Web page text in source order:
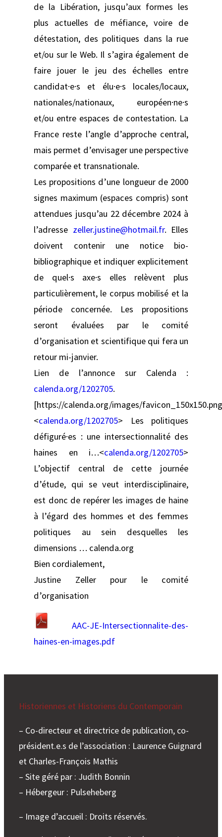
de la Libération, jusqu’aux formes les
plus actuelles de méfiance, voire de
détestation, des politiques dans la rue
et/ou sur le Web. Il s’agira également de
faire jouer le jeu des échelles entre
candidat·e·s et élu·e·s locales/locaux,
nationales/nationaux, européen·ne·s
et/ou entre espaces de contestation. La
France reste l’angle d’approche central,
mais permet d’envisager une perspective
comparée et transnationale.
Les propositions d’une longueur de 2000
signes maximum (espaces compris) sont
attendues jusqu’au 22 décembre 2024 à
l’adresse zeller.justine@hotmail.fr. Elles
doivent contenir une notice bio-
bibliographique et indiquer explicitement
de quel·s axe·s elles relèvent plus
particulièrement, le corpus mobilisé et la
période concernée. Les propositions
seront évaluées par le comité
d’organisation et scientifique qui fera un
retour mi-janvier.
Lien de l’annonce sur Calenda :
calenda.org/1202705.
[https://calenda.org/images/
<calenda.org/1202705> Les politiques
défiguré·es : une intersectionnalité des
haines en i…<calenda.org/1202705>
L’objectif central de cette journée
d’étude, qui se veut interdisciplinaire,
est donc de repérer les images de haine
à l’égard des hommes et des femmes
politiques au sein desquelles les
dimensions … calenda.org
Bien cordialement,
Justine Zeller pour le comité
d’organisation
AAC-JE-Intersectionnalite-des-
haines-en-images.pdf
Historiennes et Historiens du Contemporain
– Co-directeur et directrice de publication, co-
président.e.s de l’association : Laurence Guignard
et Charles-François Mathis
– Site géré par : Judith Bonnin
– Hébergeur : Pulseheberg
– Image d’accueil : Droits réservés.